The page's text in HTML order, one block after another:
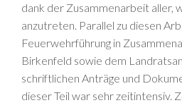
dank der Zusammenarbeit aller,
anzutreten. Parallel zu diesen
Feuerwehrführung in
Birkenfeld sowie dem
schriftlichen Anträge und
dieser Teil war sehr zeitintensiv.